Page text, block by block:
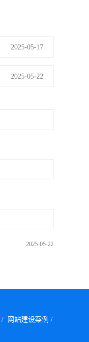
2025-05-17
2025-05-22
2025-05-22
/ 网站建设案例 /